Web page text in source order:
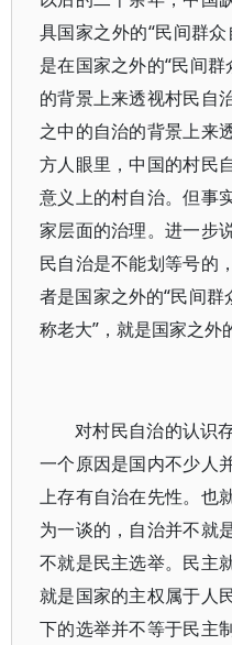
具国家之外的“民间群
是在国家之外的“民间
的背景上来透视村民自
之中的自治的背景上来
方人眼里，中国的村民
意义上的村自治。但事
家层面的治理。进一步
民自治是不能划等号的
者是国家之外的“民间群
称老大”，就是国家之外
对村民自治的认识
一个原因是国内不少人
上存有自治在先性。也
为一谈的，自治并不就
不就是民主选举。民主
就是国家的主权属于人
下的选举并不等于民主